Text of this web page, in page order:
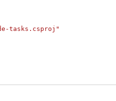
tasks.csproj"